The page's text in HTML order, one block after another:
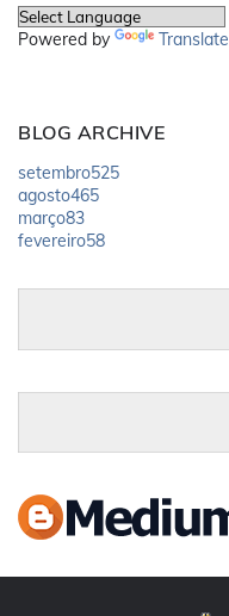
Powered by Translate
BLOG ARCHIVE
setembro525
agosto465
março83
fevereiro58